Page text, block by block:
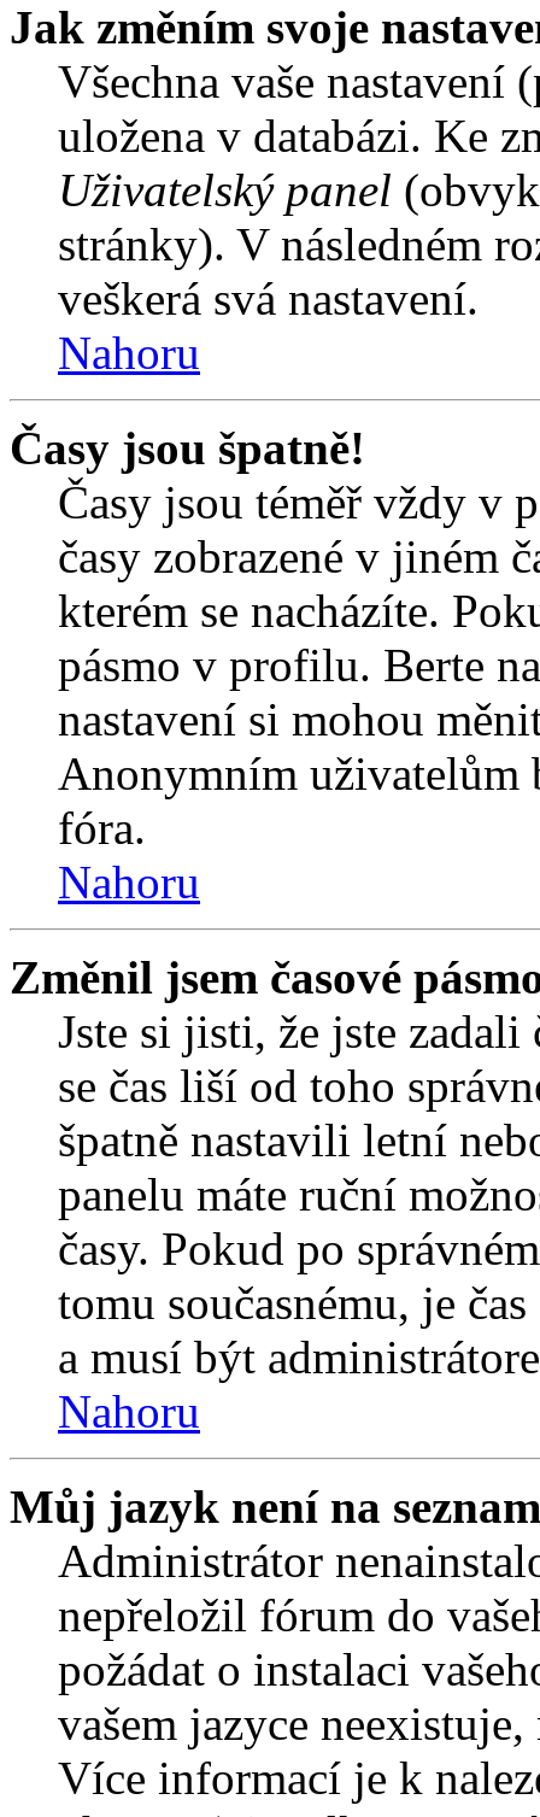
Jak změním svoje
Všechna vaše
uložena v databázi. Ke
Uživatelský panel
stránky). V následném
veškerá svá nastavení.
Nahoru
Časy jsou špatně!
Časy jsou téměř vždy v
časy zobrazené v jiném
kterém se nacházíte.
pásmo v profilu. Berte
nastavení si mohou
Anonymním uživatelům
fóra.
Nahoru
Změnil jsem časové
Jste si jisti, že jste zadali
se čas liší od toho
špatně nastavili letní
panelu máte ruční
časy. Pokud po
tomu současnému, je
a musí být
Nahoru
Můj jazyk není na
Administrátor
nepřeložil fórum do
požádat o instalaci
vašem jazyce
Více informací je k